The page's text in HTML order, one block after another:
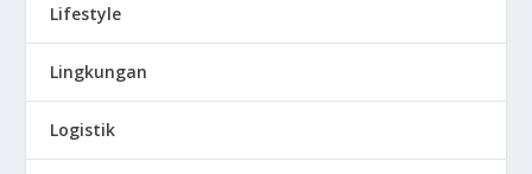
Lifestyle
Lingkungan
Logistik